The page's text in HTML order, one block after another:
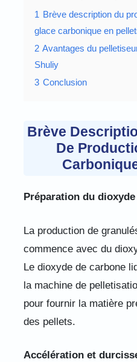
1 Brève description du
glace carbonique en
2 Avantages du
Shuliy
3 Conclusion
Brève
De
Préparation du
La production de
commence avec du
Le dioxyde de carbone
la machine de
pour fournir la matière
des pellets.
Accélération et